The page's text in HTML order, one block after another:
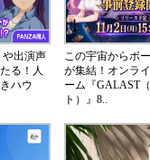
や出演声
る！人
ハウ
この宇宙からボ
が集結！オンラ
ーム『GALAST
ト）』8..